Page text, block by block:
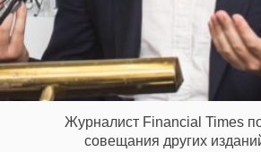
Журналист Financial Times
совещания других